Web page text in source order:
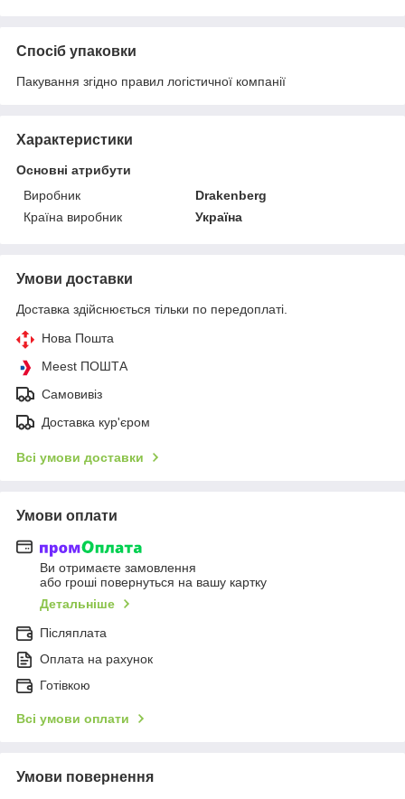
Спосіб упаковки
Пакування згідно правил логістичної компанії
Характеристики
Основні атрибути
Виробник
Drakenberg
Країна виробник
Україна
Умови доставки
Доставка здійснюється тільки по передоплаті.
Нова Пошта
Meest ПОШТА
Самовивіз
Доставка кур'єром
Всі умови доставки
Умови оплати
Ви отримаєте замовлення
або гроші повернуться на вашу картку
Детальніше
Післяплата
Оплата на рахунок
Готівкою
Всі умови оплати
Умови повернення